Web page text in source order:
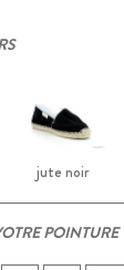
jute noir
POINTURE